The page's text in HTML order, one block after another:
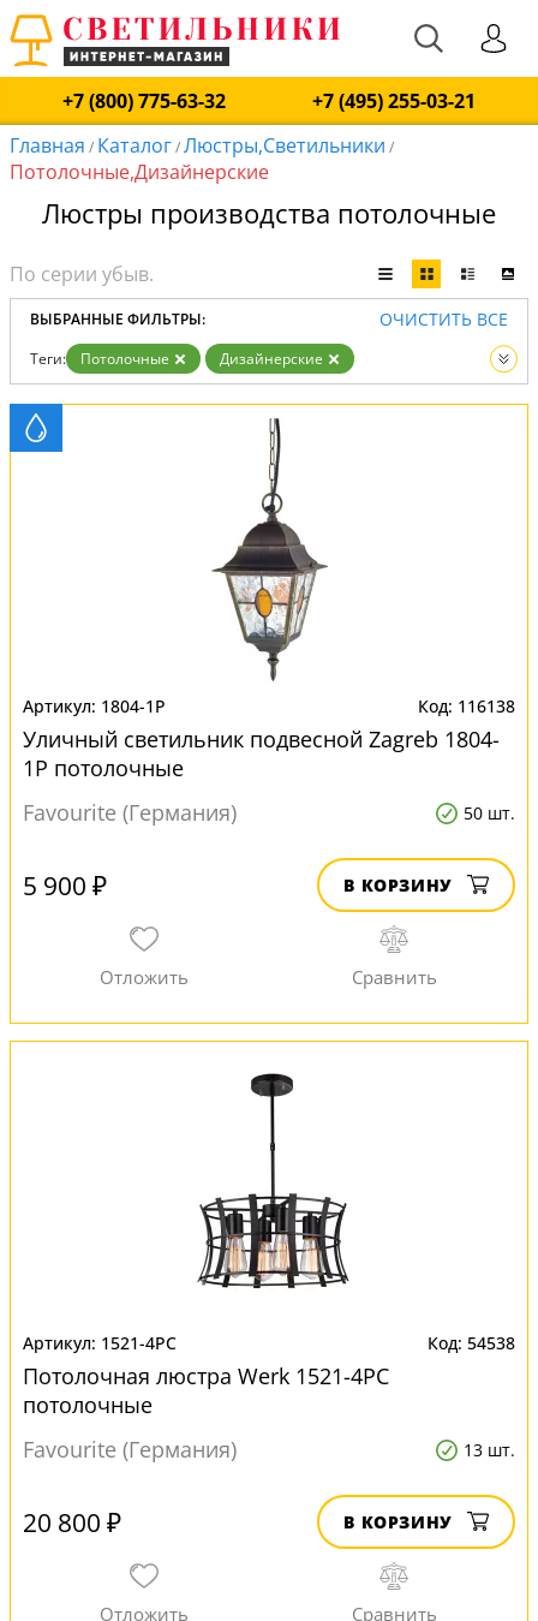
+7 (800) 775-63-32
+7 (495) 255-03-21
Главная / Каталог/Люстры,Светильники /
Потолочные,Дизайнерские
Люстры производства потолочные
ВЫБРАННЫЕ ФИЛЬТРЫ: ОЧИСТИТЬ ВСЕ
Теги: Потолочные
Дизайнерские
Вид:
Люстры Светильники
1804-1P 116138
Уличный светильник подвесной Zagreb 1804-
1P потолочные
Favourite (Германия)
50 шт.
5 900 ₽ В КОРЗИНУ
1521-4PC 54538
Потолочная люстра Werk 1521-4PC
потолочные
Favourite (Германия)
13 шт.
20 800 ₽ В КОРЗИНУ